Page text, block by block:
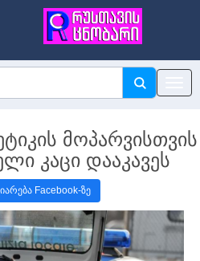
მოპარვისთვის
კაცი დააკავეს
Facebook-ზე